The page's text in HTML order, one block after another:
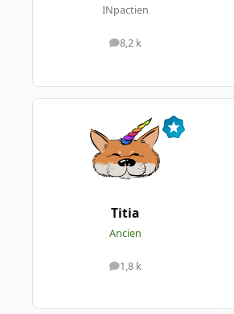
INpactien
8,2 k
messages
Titia
Ancien
1,8 k
messages